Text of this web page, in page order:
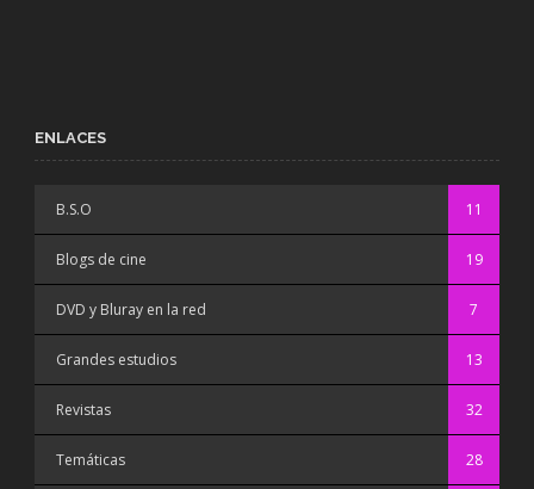
ENLACES
B.S.O 11
Blogs de cine 19
DVD y Bluray en la red 7
Grandes estudios 13
Revistas 32
Temáticas 28